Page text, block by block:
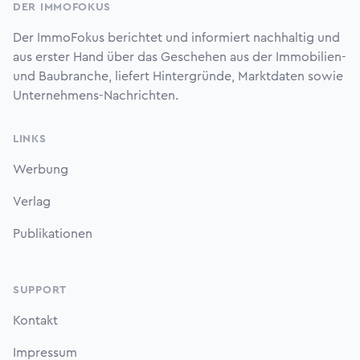
DER IMMOFOKUS
Der ImmoFokus berichtet und informiert nachhaltig und
aus erster Hand über das Geschehen aus der Immobilien-
und Baubranche, liefert Hintergründe, Marktdaten sowie
Unternehmens-Nachrichten.
LINKS
Werbung
Verlag
Publikationen
SUPPORT
Kontakt
Impressum